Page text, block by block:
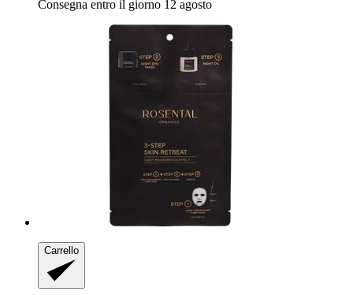
Consegna entro il giorno 12 agosto
Carrello